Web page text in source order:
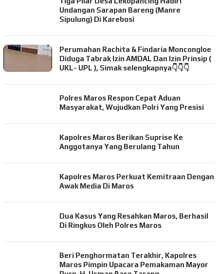
Undangan Sarapan Bareng (Manre
Sipulung) Di Karebosi
Perumahan Rachita & Findaria Moncongloe
Diduga Tabrak Izin AMDAL Dan Izin Prinsip (
UKL- UPL ), Simak selengkapnya👇👇👇
Polres Maros Respon Cepat Aduan
Masyarakat, Wujudkan Polri Yang Presisi
Kapolres Maros Berikan Suprise Ke
Anggotanya Yang Berulang Tahun
Kapolres Maros Perkuat Kemitraan Dengan
Awak Media Di Maros
Dua Kasus Yang Resahkan Maros, Berhasil
Di Ringkus Oleh Polres Maros
Beri Penghormatan Terakhir, Kapolres
Maros Pimpin Upacara Pemakaman Mayor